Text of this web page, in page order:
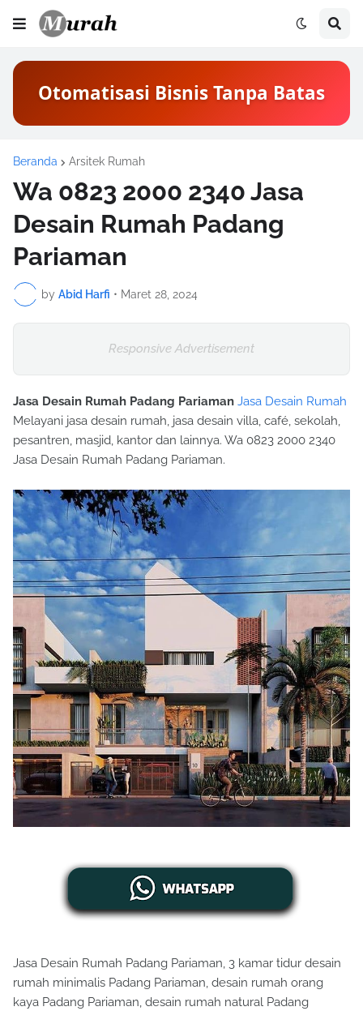
Otomatisasi Bisnis Tanpa Batas
Beranda Arsitek Rumah
Wa 0823 2000 2340 Jasa
Desain Rumah Padang
Pariaman
by Abid Harfi • Maret 28, 2024
Responsive Advertisement
Jasa Desain Rumah Padang Pariaman Jasa Desain Rumah
Melayani jasa desain rumah, jasa desain villa, café, sekolah,
pesantren, masjid, kantor dan lainnya. Wa 0823 2000 2340
Jasa Desain Rumah Padang Pariaman.
Jasa Desain Rumah Padang Pariaman, 3 kamar tidur desain
rumah minimalis Padang Pariaman, desain rumah orang
kaya Padang Pariaman, desain rumah natural Padang